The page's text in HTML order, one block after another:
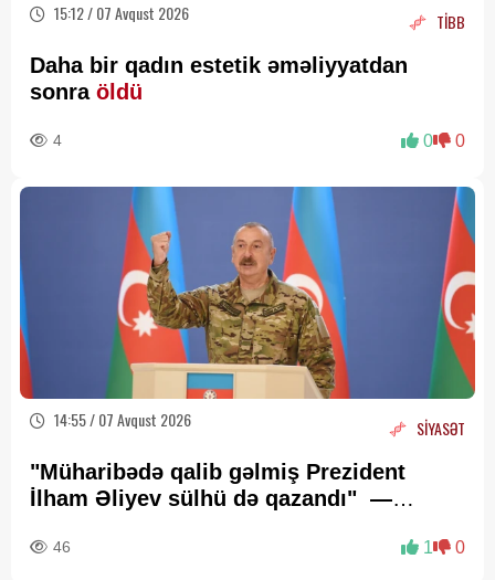
15:12 / 07 Avqust 2026 TİBB
Daha bir qadın estetik əməliyyatdan
sonra öldü
4 0 0
14:55 / 07 Avqust 2026 SİYASƏT
"Müharibədə qalib gəlmiş Prezident
İlham Əliyev sülhü də qazandı" —
46 1 0